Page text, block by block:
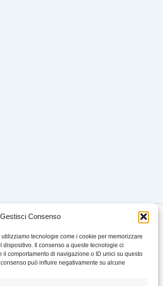
Gestisci Consenso
tecnologie come i cookie per memorizzare
Il consenso a queste tecnologie ci
il comportamento di navigazione o ID unici su questo
può influire negativamente su alcune